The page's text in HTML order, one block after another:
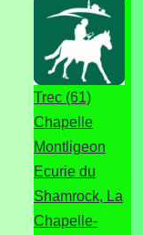
Trec (61)
Chapelle
Montligeon
Ecurie du
Shamrock, La
Chapelle-